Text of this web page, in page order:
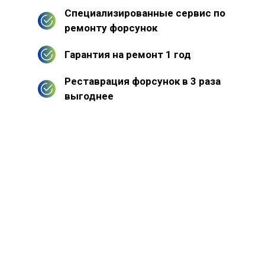
Специализированные сервис по
ремонту форсунок
Гарантия на ремонт 1 год
Реставрация форсунок в 3 раза
выгоднее